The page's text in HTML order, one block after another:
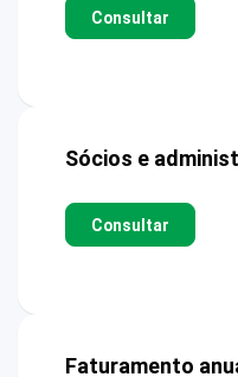
Consultar
Sócios e
Consultar
Faturamento